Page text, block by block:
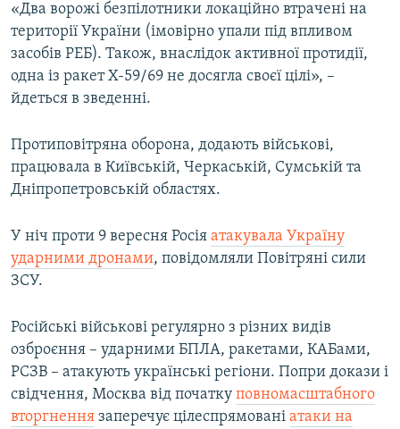
«Два ворожі безпілотники локаційно втрачені на
території України (імовірно упали під впливом
засобів РЕБ). Також, внаслідок активної протидії,
одна із ракет Х-59/69 не досягла своєї цілі», –
йдеться в зведенні.
Протиповітряна оборона, додають військові,
працювала в Київській, Черкаській, Сумській та
Дніпропетровській областях.
У ніч проти 9 вересня Росія атакувала Україну
ударними дронами, повідомляли Повітряні сили
ЗСУ.
Російські військові регулярно з різних видів
озброєння – ударними БПЛА, ракетами, КАБами,
РСЗВ – атакують українські регіони. Попри докази і
свідчення, Москва від початку повномасштабного
вторгнення заперечує цілеспрямовані атаки на